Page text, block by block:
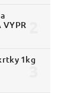
VYPR
1kg